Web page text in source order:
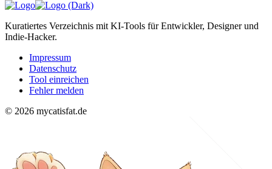
Kuratiertes Verzeichnis mit KI-Tools für Entwickler, Designer und
Indie-Hacker.
Impressum
Datenschutz
Tool einreichen
Fehler melden
© 2026 mycatisfat.de